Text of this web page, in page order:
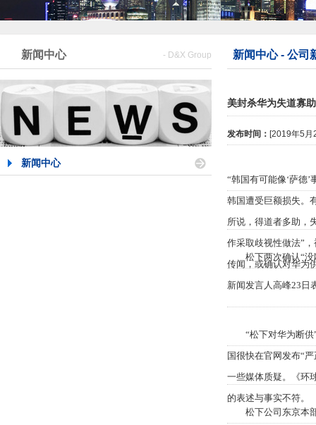
新闻中心 - D&X Group
新闻中心
新闻中心 - 公司
美封杀华为失道寡
发布时间： [2019年5
“韩国有可能像‘萨德
韩国遭受巨额损失。
所说，得道者多助，
作采取歧视性做法”
传闻，或确认对华为
新闻发言人高峰23日
松下两次确认“没
“松下对华为断供”
国很快在官网发布“
一些媒体质疑。《环
的表述与事实不符。
松下公司东京本部